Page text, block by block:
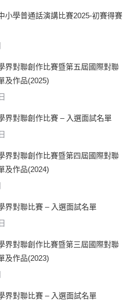
小學普通話演講比賽2025-初賽得賽
界對聯創作比賽暨第五屆國際對聯
及作品(2025)
界對聯創作比賽 – 入選面試名單
界對聯創作比賽暨第四屆國際對聯
及作品(2024)
界對聯比賽 – 入選面試名單
界對聯創作比賽暨第三屆國際對聯
及作品(2023)
界對聯比賽 – 入選面試名單